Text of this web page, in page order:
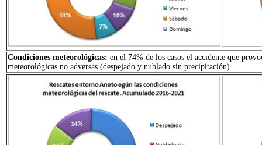
Condiciones meteorológicas: en el 74% de los casos el accidente que
meteorológicas no adversas (despejado y nublado sin precipitación).